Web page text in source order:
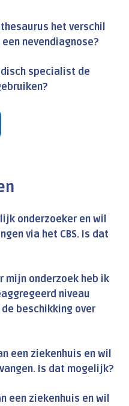
het verschil
nevendiagnose?
specialist de
onderzoeker en wil
via het CBS. Is dat
mijn onderzoek heb ik
niveau
beschikking over
een ziekenhuis en wil
Is dat mogelijk?
een ziekenhuis en wil